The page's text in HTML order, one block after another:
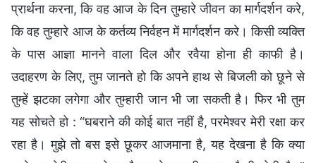
प्रार्थना करना, कि वह आज के दिन तुम्हारे जीवन का मार्गदर्शन करे,
कि वह तुम्हारे आज के कर्तव्य निर्वहन में मार्गदर्शन करे। किसी व्यक्ति
के पास आज्ञा मानने वाला दिल और रवैया होना ही काफी है।
उदाहरण के लिए, तुम जानते हो कि अपने हाथ से बिजली को छूने से
तुम्हें झटका लगेगा और तुम्हारी जान भी जा सकती है। फिर भी तुम
यह सोचते हो : “घबराने की कोई बात नहीं है, परमेश्वर मेरी रक्षा कर
रहा है। मुझे तो बस इसे छूकर आजमाना है, यह देखना है कि क्या